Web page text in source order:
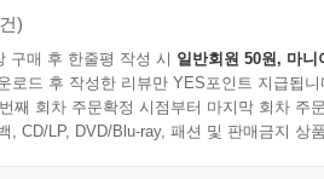
)
구매 후 한줄평 작성 시 일반회원 50원, 마니
로드 후 작성한 리뷰만 YES포인트 지급됩니
째 회차 주문확정 시점부터 마지막 회차 주
, CD/LP, DVD/Blu-ray, 패션 및 판매금지 상